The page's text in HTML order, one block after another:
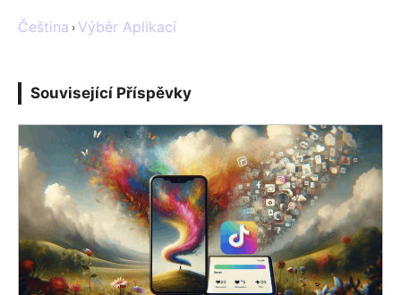
Čeština › Výběr Aplikací
Související Příspěvky